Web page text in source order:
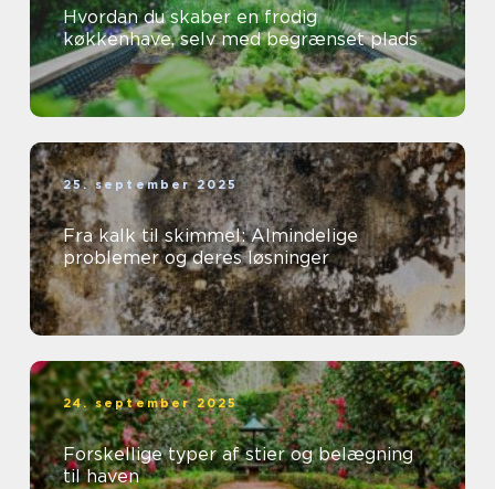
Hvordan du skaber en frodig
køkkenhave, selv med begrænset plads
25. september 2025
Fra kalk til skimmel: Almindelige
problemer og deres løsninger
24. september 2025
Forskellige typer af stier og belægning
til haven